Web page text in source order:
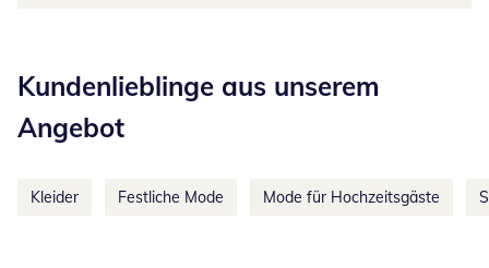
Kundenlieblinge aus unserem
Angebot
Kleider Festliche Mode Mode für Hochzeitsgäste